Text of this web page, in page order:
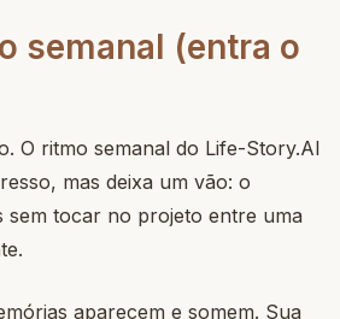
semanal (entra o
O ritmo semanal do Life-Story.AI
mas deixa um vão: o
sem tocar no projeto entre uma
aparecem e somem. Sua